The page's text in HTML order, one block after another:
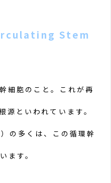
Stem
細胞のこと。これが再
源といわれています。
の多くは、この循環幹
ます。